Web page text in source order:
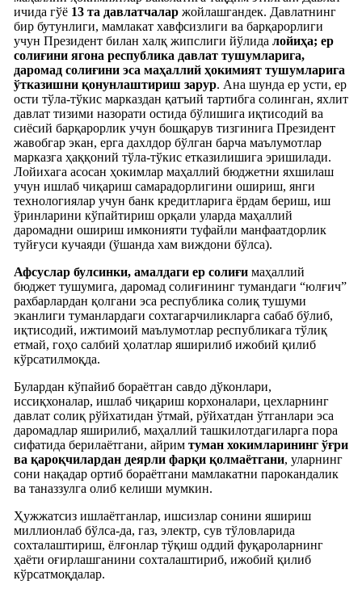
ичида гўё 13 та давлатчаларжойлашгандек. Давлатнинг
бир бутунлиги, мамлакат хавфсизлиги ва барқарорлиги
учун Президент билан халқ жипслиги йўлида лойиҳа; ер
солиғини ягона республика давлат тушумларига,
даромад солиғини эса маҳаллий ҳокимият тушумларига
ўтказишни қонунлаштириш зарур. Ана шунда ер усти, ер
ости тўла-тўкис марказдан қатъий тартибга солинган, яхлит
давлат тизими назорати остида бўлишига иқтисодий ва
сиёсий барқарорлик учун бошқарув тизгинига Президент
жавобгар экан, ерга дахлдор бўлган барча маълумотлар
марказга ҳаққоний тўла-тўкис етказилишига эришилади.
Лойихага асосан ҳокимлар маҳаллий бюджетни яхшилаш
учун ишлаб чиқариш самарадорлигини ошириш, янги
технологиялар учун банк кредитларига ёрдам бериш, иш
ўринларини кўпайтириш орқали уларда маҳаллий
даромадни ошириш имконияти туфайли манфаатдорлик
туйғуси кучаяди (ўшанда хам виждони бўлса).
Афсуслар булсинки, амалдаги ер солиғимаҳаллий
бюджет тушумига, даромад солиғининг тумандаги “юлғич”
рахбарлардан қолгани эса республика солиқ тушуми
эканлиги туманлардаги сохтагарчиликларга сабаб бўлиб,
иқтисодий, ижтимоий маълумотлар республикага тўлиқ
етмай, гоҳо салбий ҳолатлар яширилиб ижобий қилиб
кўрсатилмоқда.
Булардан кўпайиб бораётган савдо дўконлари,
иссиқхоналар, ишлаб чиқариш корхоналари, цехларнинг
давлат солиқ рўйхатидан ўтмай, рўйхатдан ўтганлари эса
даромадлар яширилиб, маҳаллий ташкилотдагиларга пора
сифатида берилаётгани, айрим туман хокимларининг ўғри
ва қароқчилардан деярли фарқи қолмаётгани, уларнинг
сони нақадар ортиб бораётгани мамлакатни парокандалик
ва таназзулга олиб келиши мумкин.
Ҳужжатсиз ишлаётганлар, ишсизлар сонини яшириш
миллионлаб бўлса-да, газ, электр, сув тўловларида
сохталаштириш, ёлғонлар тўқиш оддий фуқароларнинг
ҳаёти оғирлашганини сохталаштириб, ижобий қилиб
кўрсатмоқдалар.